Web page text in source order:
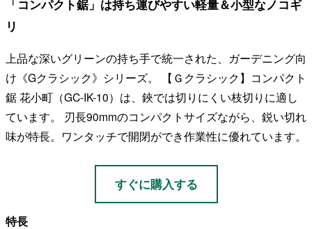
「コンパクト鋸」は持ち運びやすい軽量＆小型なノコギ
リ
上品な深いグリーンの持ち手で統一された、ガーデニング向
け《Gクラシック》シリーズ。 【Ｇクラシック】コンパクト
鋸 花小町（GC-IK-10）は、鋏では切りにくい枝切りに適し
ています。 刃長90mmのコンパクトサイズながら、鋭い切れ
味が特長。ワンタッチで開閉ができ作業性に優れています。
すぐに購入する
特長